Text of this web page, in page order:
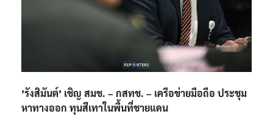
’รังสิมันต์’ เชิญ สมช. – กสทช. – เครือข่ายมือถือ ประชุม
หาทางออก ทุนสีเทาในพื้นที่ชายแดน